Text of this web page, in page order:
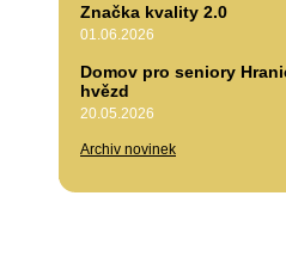
Značka kvality 2.0
01.06.2026
Domov pro seniory
hvězd
20.05.2026
Archiv novinek